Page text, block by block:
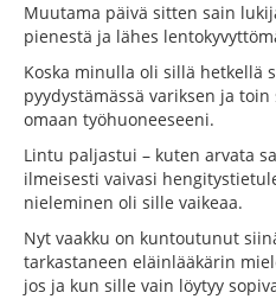
Muutama päivä sitten sain
pienestä ja lähes
Koska minulla oli sillä hetkellä
pyydystämässä variksen ja
omaan työhuoneeseeni.
Lintu paljastui – kuten arvata
ilmeisesti vaivasi
nieleminen oli sille vaikeaa.
Nyt vaakku on kuntoutunut
tarkastaneen eläinlääkärin
jos ja kun sille vain löytyy